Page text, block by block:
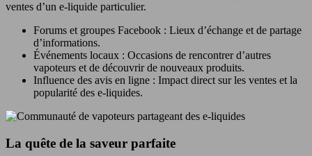
ventes d’un e-liquide particulier.
Forums et groupes Facebook : Lieux d’échange et de partage
d’informations.
Événements locaux : Occasions de rencontrer d’autres
vapoteurs et de découvrir de nouveaux produits.
Influence des avis en ligne : Impact direct sur les ventes et la
popularité des e-liquides.
La quête de la saveur parfaite